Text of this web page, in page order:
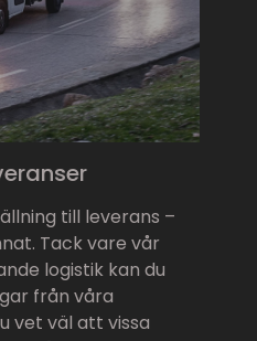
till leverans –
Tack vare vår
logistik kan du
från våra
vet väl att vissa